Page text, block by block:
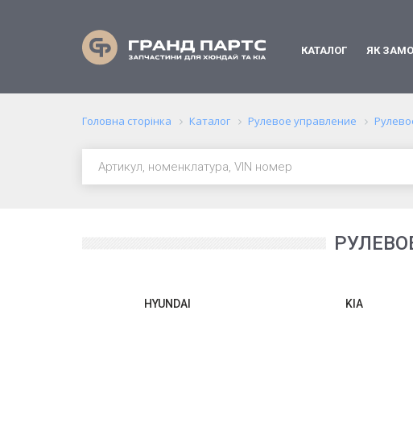
КАТАЛОГ ЯК
Головна сторінка Каталог Рулевое управление
HYUNDAI KIA